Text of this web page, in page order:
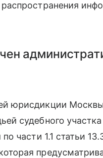
распространения
юрисдикции
судебного
части 1.1 статьи